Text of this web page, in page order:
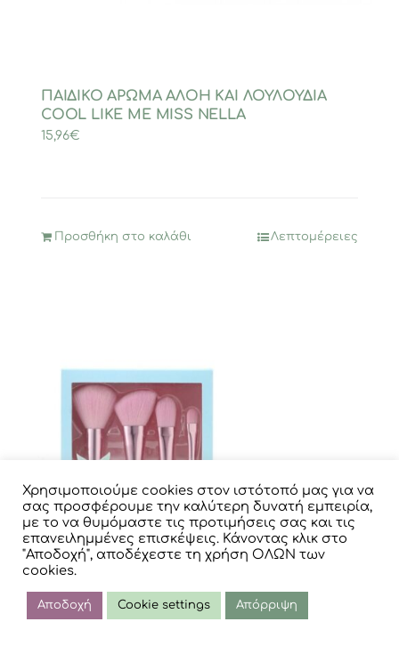
ΠΑΙΔΙΚΟ ΑΡΩΜΑ ΑΛΟΗ ΚΑΙ ΛΟΥΛΟΥΔΙΑ
COOL LIKE ME MISS NELLA
15,96€
Προσθήκη στο καλάθι Λεπτομέρειες
Χρησιμοποιούμε cookies στον ιστότοπό μας για να
σας προσφέρουμε την καλύτερη δυνατή εμπειρία,
με το να θυμόμαστε τις προτιμήσεις σας και τις
επανειλημμένες επισκέψεις. Κάνοντας κλικ στο
"Αποδοχή", αποδέχεστε τη χρήση ΟΛΩΝ των
cookies.
Αποδοχή Cookie settings Απόρριψη